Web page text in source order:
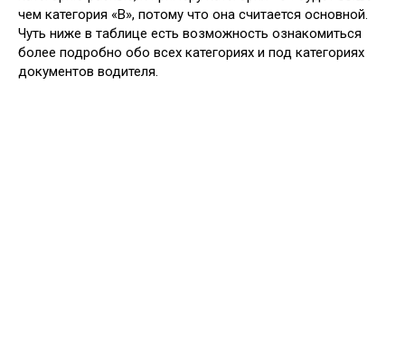
чем категория «В», потому что она считается основной.
Чуть ниже в таблице есть возможность ознакомиться
более подробно обо всех категориях и под категориях
документов водителя.